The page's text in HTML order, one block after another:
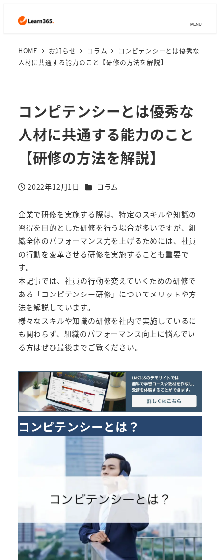
MENU
HOME お知らせ コラム
コンピテンシーとは優秀な
人材に共通する能力のこと【研修の方法を解説】
コンピテンシーとは優秀な
人材に共通する能力のこと
【研修の方法を解説】
投稿日
2022年12月1日 カテゴリー
コラム
企業で研修を実施する際は、特定のスキルや知識の
習得を目的とした研修を行う場合が多いですが、組
織全体のパフォーマンス力を上げるためには、社員
の行動を変革させる研修を実施することも重要で
す。
本記事では、社員の行動を変えていくための研修で
ある「コンピテンシー研修」についてメリットや方
法を解説しています。
様々なスキルや知識の研修を社内で実施しているに
も関わらず、組織のパフォーマンス向上に悩んでい
る方はぜひ最後までご覧ください。
コンピテンシーとは？